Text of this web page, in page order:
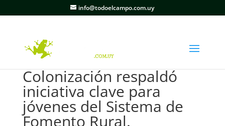
info@todoelcampo.com.uy
Colonización respaldó
iniciativa clave para
jóvenes del Sistema de
Fomento Rural.